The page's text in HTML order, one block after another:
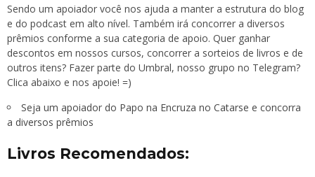
Sendo um apoiador você nos ajuda a manter a estrutura do blog
e do podcast em alto nível. Também irá concorrer a diversos
prêmios conforme a sua categoria de apoio. Quer ganhar
descontos em nossos cursos, concorrer a sorteios de livros e de
outros itens? Fazer parte do Umbral, nosso grupo no Telegram?
Clica abaixo e nos apoie! =)
Seja um apoiador do Papo na Encruza no Catarse e concorra
a diversos prêmios
Livros Recomendados: